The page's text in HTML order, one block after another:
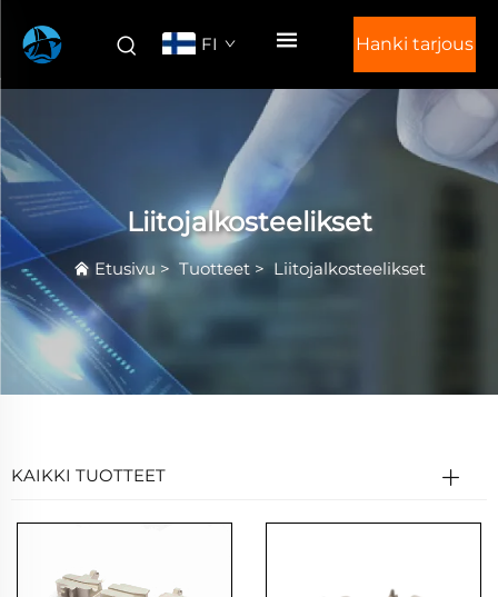
FI Hanki tarjous
Liitojalkosteelikset
Etusivu> Tuotteet> Liitojalkosteelikset
KAIKKI TUOTTEET